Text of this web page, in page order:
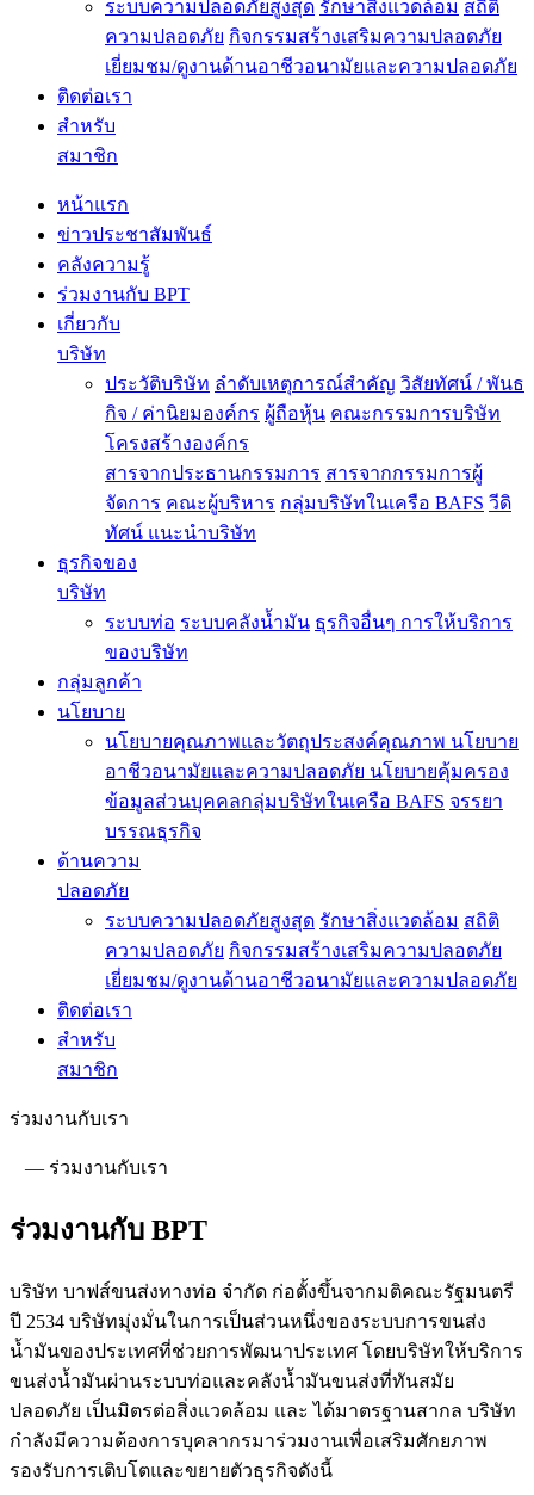
ระบบความปลอดภัยสูงสุด รักษาสิ่งแวดล้อม สถิติ
ความปลอดภัย กิจกรรมสร้างเสริมความปลอดภัย
เยี่ยมชม/ดูงานด้านอาชีวอนามัยและความปลอดภัย
ติดต่อเรา
สำหรับ
สมาชิก
หน้าแรก
ข่าวประชาสัมพันธ์
คลังความรู้
ร่วมงานกับ BPT
เกี่ยวกับ
บริษัท
ประวัติบริษัท ลำดับเหตุการณ์สำคัญ วิสัยทัศน์ / พันธ
กิจ / ค่านิยมองค์กร ผู้ถือหุ้น คณะกรรมการบริษัท
โครงสร้างองค์กร
สารจากประธานกรรมการ สารจากกรรมการผู้
จัดการ คณะผู้บริหาร กลุ่มบริษัทในเครือ BAFS วีดิ
ทัศน์ แนะนำบริษัท
ธุรกิจของ
บริษัท
ระบบท่อ ระบบคลังน้ำมัน ธุรกิจอื่นๆ การให้บริการ
ของบริษัท
กลุ่มลูกค้า
นโยบาย
นโยบายคุณภาพและวัตถุประสงค์คุณภาพ นโยบาย
อาชีวอนามัยและความปลอดภัย นโยบายคุ้มครอง
ข้อมูลส่วนบุคคลกลุ่มบริษัทในเครือ BAFS จรรยา
บรรณธุรกิจ
ด้านความ
ปลอดภัย
ระบบความปลอดภัยสูงสุด รักษาสิ่งแวดล้อม สถิติ
ความปลอดภัย กิจกรรมสร้างเสริมความปลอดภัย
เยี่ยมชม/ดูงานด้านอาชีวอนามัยและความปลอดภัย
ติดต่อเรา
สำหรับ
สมาชิก
ร่วมงานกับเรา
— ร่วมงานกับเรา
ร่วมงานกับ BPT
บริษัท บาฟส์ขนส่งทางท่อ จำกัด ก่อตั้งขึ้นจากมติคณะรัฐมนตรี
ปี 2534 บริษัทมุ่งมั่นในการเป็นส่วนหนึ่งของระบบการขนส่ง
น้ำมันของประเทศที่ช่วยการพัฒนาประเทศ โดยบริษัทให้บริการ
ขนส่งน้ำมันผ่านระบบท่อและคลังน้ำมันขนส่งที่ทันสมัย
ปลอดภัย เป็นมิตรต่อสิ่งแวดล้อม และ ได้มาตรฐานสากล บริษัท
กำลังมีความต้องการบุคลากรมาร่วมงานเพื่อเสริมศักยภาพ
รองรับการเติบโตและขยายตัวธุรกิจดังนี้